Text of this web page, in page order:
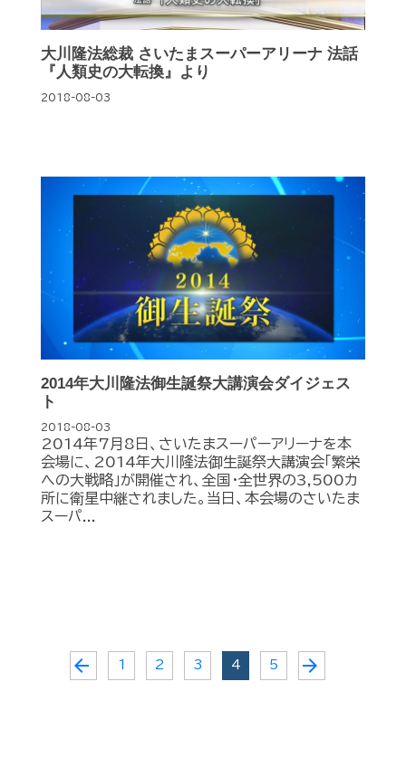
大川隆法総裁 さいたまスーパーアリーナ 法話
『人類史の大転換』より
2018-08-03
2014年大川隆法御生誕祭大講演会ダイジェス
ト
2018-08-03
2014年7月8日、さいたまスーパーアリーナを本
会場に、2014年大川隆法御生誕祭大講演会「繁栄
への大戦略」が開催され、全国・全世界の3,500カ
所に衛星中継されました。当日、本会場のさいたま
スーパ...
arrow_back 1 2 3 4 5 arrow_forward